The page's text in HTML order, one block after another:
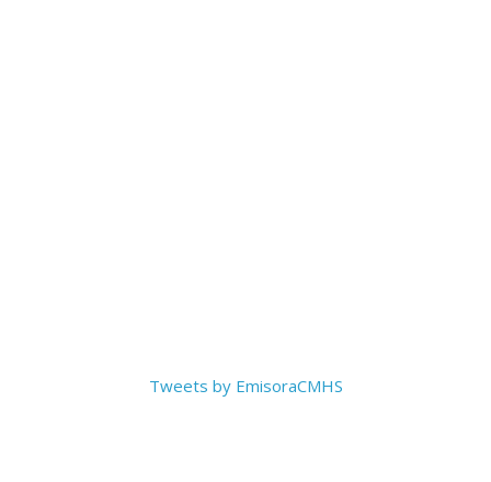
Tweets by EmisoraCMHS